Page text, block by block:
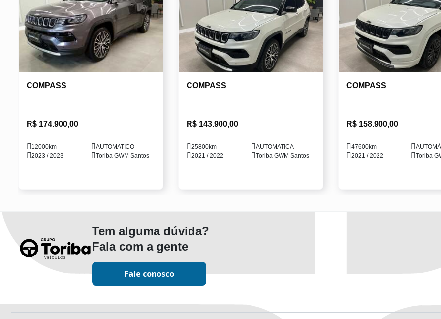
COMPASS
R$ 174.900,00
12000km
AUTOMATICO
2023 / 2023
Toriba GWM Santos
COMPASS
R$ 143.900,00
25800km
AUTOMATICA
2021 / 2022
Toriba GWM Santos
COMPASS
R$ 158.900,00
47600km
2021 / 2022
Toriba
Tem alguma dúvida?
Fala com a gente
Fale conosco